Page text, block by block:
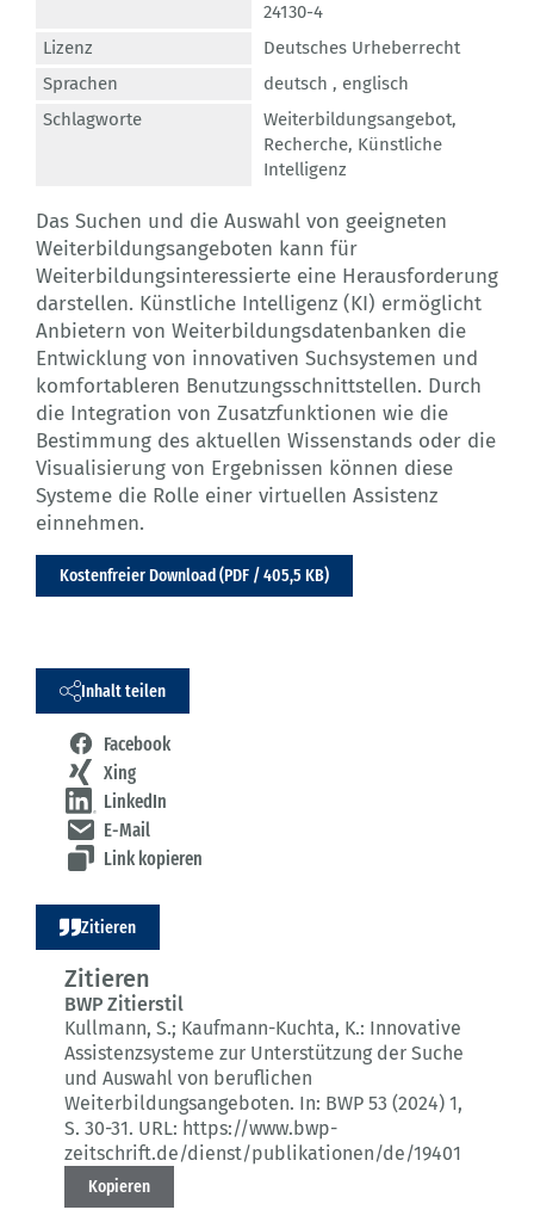
24130-4
Lizenz
Deutsches Urheberrecht
Sprachen
deutsch , englisch
Schlagworte
Weiterbildungsangebot,
Recherche, Künstliche
Intelligenz
Das Suchen und die Auswahl von geeigneten
Weiterbildungsangeboten kann für
Weiterbildungsinteressierte eine Herausforderung
darstellen. Künstliche Intelligenz (KI) ermöglicht
Anbietern von Weiterbildungsdatenbanken die
Entwicklung von innovativen Suchsystemen und
komfortableren Benutzungsschnittstellen. Durch
die Integration von Zusatzfunktionen wie die
Bestimmung des aktuellen Wissenstands oder die
Visualisierung von Ergebnissen können diese
Systeme die Rolle einer virtuellen Assistenz
einnehmen.
Kostenfreier Download (PDF / 405,5 KB)
Inhalt teilen
Facebook
Xing
LinkedIn
E-Mail
Link kopieren
Zitieren
Zitieren
BWP Zitierstil
Kullmann, S.; Kaufmann-Kuchta, K.: Innovative
Assistenzsysteme zur Unterstützung der Suche
und Auswahl von beruflichen
Weiterbildungsangeboten. In: BWP 53 (2024) 1,
S. 30-31. URL: https://www.bwp-
zeitschrift.de/dienst/publikationen/de/19401
Kopieren